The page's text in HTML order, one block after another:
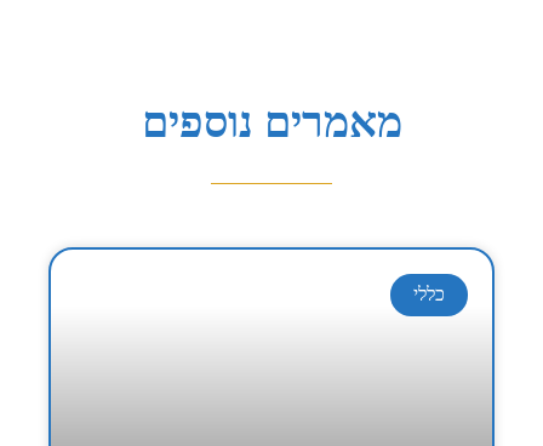
מאמרים נוספים
כללי